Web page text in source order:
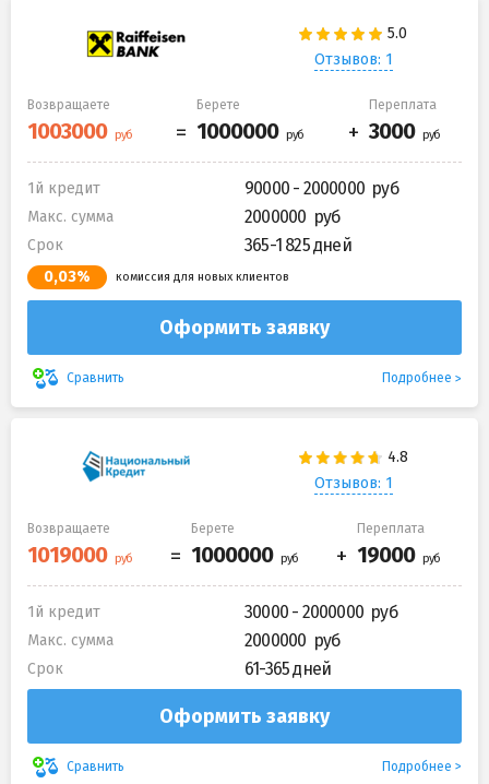
Отзывов: 1
Возвращаете Берете Переплата
1й кредит 90000 - 2000000
Макс. сумма 2000000
Срок 365-1 825 дней
0,03% комиссия для новых клиентов
Оформить заявку
Сравнить Подробнее
Отзывов: 1
Возвращаете Берете Переплата
1й кредит 30000 - 2000000
Макс. сумма 2000000
Срок 61-365 дней
Оформить заявку
Сравнить Подробнее